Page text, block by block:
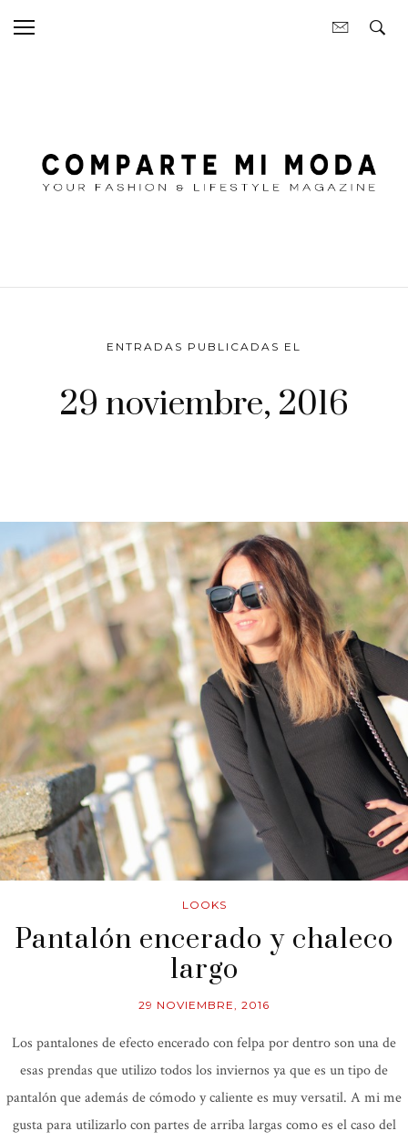
ENTRADAS PUBLICADAS EL
29 noviembre, 2016
LOOKS
Pantalón encerado y chaleco
largo
29 NOVIEMBRE, 2016
Los pantalones de efecto encerado con felpa por dentro son una de
esas prendas que utilizo todos los inviernos ya que es un tipo de
pantalón que además de cómodo y caliente es muy versatil. A mi me
gusta para utilizarlo con partes de arriba largas como es el caso del